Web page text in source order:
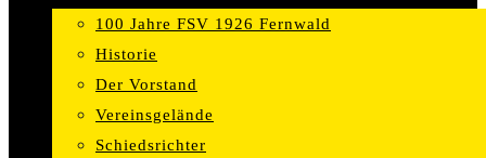
100 Jahre FSV 1926 Fernwald
Historie
Der Vorstand
Vereinsgelände
Schiedsrichter